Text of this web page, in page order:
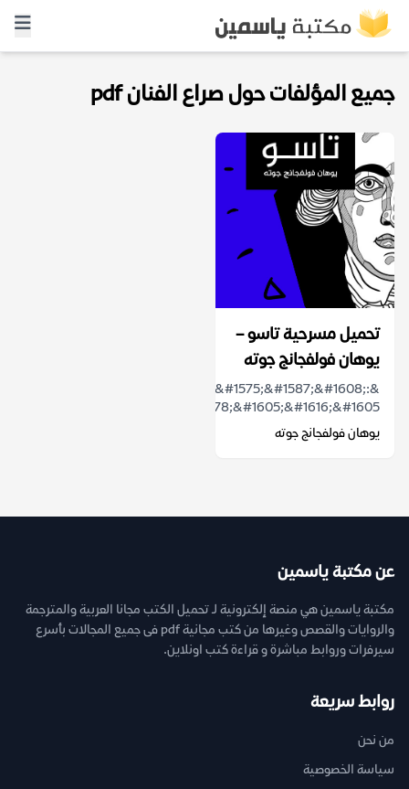
جميع المؤلفات حول صراع الفنان pdf
تحميل مسرحية تاسو –
يوهان فولفجانج جوته
&laquo;&#1578;&#1575;&#1587;&#1608;:
&#1571;&#1614;&#1578;&#1605;&#1616;&#1605;...
يوهان فولفجانج جوته
عن مكتبة ياسمين
مكتبة ياسمين هي منصة إلكترونية لـ تحميل الكتب مجانا العربية والمترجمة
والروايات والقصص وغيرها من كتب مجانية pdf فى جميع المجالات بأسرع
سيرفرات وروابط مباشرة و قراءة كتب اونلاين.
روابط سريعة
من نحن
سياسة الخصوصية